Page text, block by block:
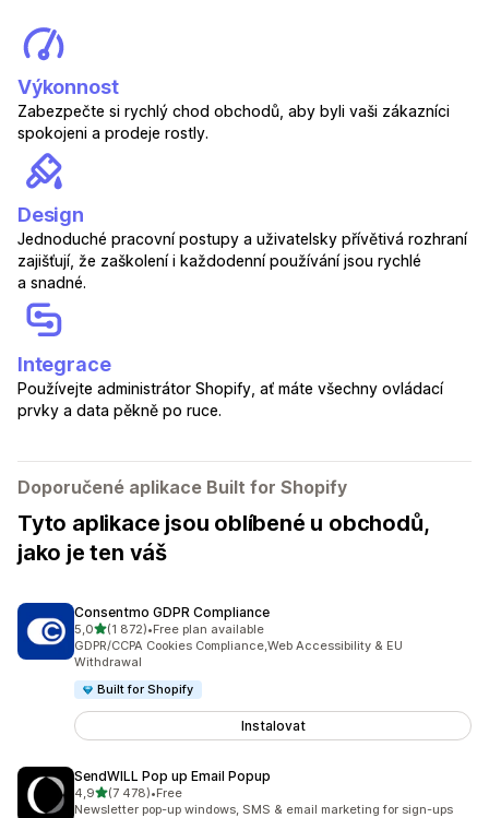
Výkonnost
Zabezpečte si rychlý chod obchodů, aby byli vaši zákazníci
spokojeni a prodeje rostly.
Design
Jednoduché pracovní postupy a uživatelsky přívětivá rozhraní
zajišťují, že zaškolení i každodenní používání jsou rychlé
a snadné.
Integrace
Používejte administrátor Shopify, ať máte všechny ovládací
prvky a data pěkně po ruce.
Doporučené aplikace Built for Shopify
Tyto aplikace jsou oblíbené u obchodů,
jako je ten váš
Consentmo GDPR Compliance
5,0z 5 hvězd
(1 872)
Celkový počet recenzí: 1872
•Free plan available
GDPR/CCPA Cookies Compliance,Web Accessibility & EU
Withdrawal
Built for Shopify
Instalovat
SendWILL Pop up Email Popup
4,9z 5 hvězd
(7 478)
Celkový počet recenzí: 7478
•Free
Newsletter pop-up windows, SMS & email marketing for sign-ups